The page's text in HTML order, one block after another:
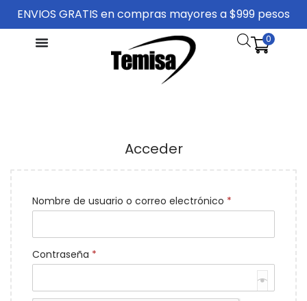
ENVIOS GRATIS en compras mayores a $999 pesos
0
Acceder
Nombre de usuario o correo electrónico *
Contraseña *